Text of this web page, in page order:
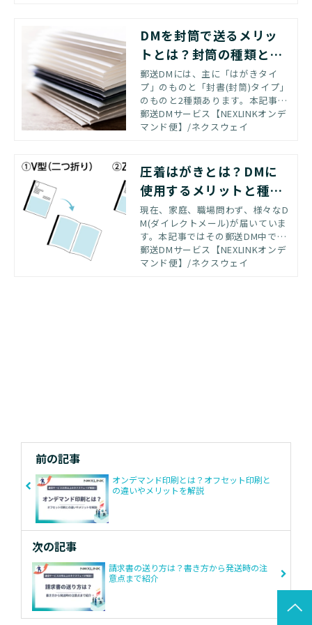
紹介します
DMを封筒で送るメリッ
トとは？封筒の種類と開
封率を上げるコツを
郵送DMには、主に「はがきタイ
プ」のものと「封書(封筒)タイプ」
のものと2種類あります。本記事で
は封書(封筒)の種類と目的、開封率
を上げる工夫について解説、ご紹
郵送DMサービス【NEXLINKオンデ
マンド便】/ネクスウェイ
圧着はがきとは？DMに
使用するメリットと種類
別の特徴
現在、家庭、職場問わず、様々なD
M(ダイレクトメール)が届いていま
す。本記事ではその郵送DM中でも
特に効果が高いといわれている圧
着はがきについて紹介いたしま
郵送DMサービス【NEXLINKオンデ
マンド便】/ネクスウェイ
前の記事
オンデマンド印刷とは？オフセット印刷と
の違いやメリットを解説
次の記事
請求書の送り方は？書き方から発送時の注
意点まで紹介